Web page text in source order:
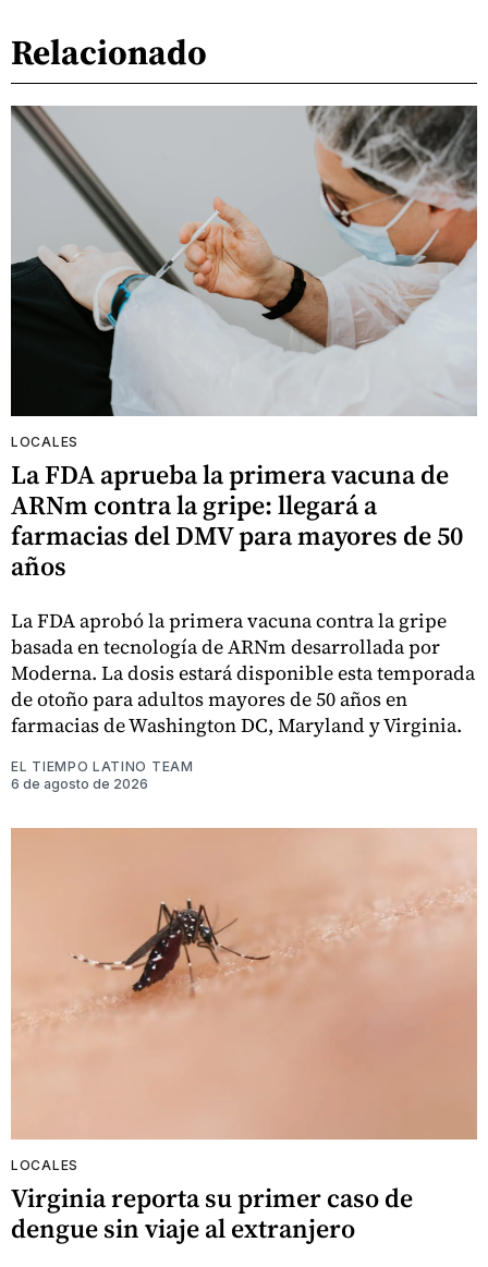
Relacionado
LOCALES
La FDA aprueba la primera vacuna de
ARNm contra la gripe: llegará a
farmacias del DMV para mayores de 50
años
La FDA aprobó la primera vacuna contra la gripe
basada en tecnología de ARNm desarrollada por
Moderna. La dosis estará disponible esta temporada
de otoño para adultos mayores de 50 años en
farmacias de Washington DC, Maryland y Virginia.
EL TIEMPO LATINO TEAM
6 de agosto de 2026
LOCALES
Virginia reporta su primer caso de
dengue sin viaje al extranjero